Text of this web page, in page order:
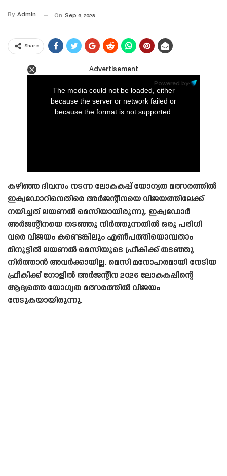
By Admin On Sep 9, 2023
Share
Advertisement
Powered by:
The media could not be loaded, either
because the server or network failed or
because the format is not supported.
കഴിഞ്ഞ ദിവസം നടന്ന ലോകകപ്പ് യോഗ്യത മത്സരത്തിൽ
ഇക്വഡോറിനെതിരെ അർജന്റീനയെ വിജയത്തിലേക്ക്
നയിച്ചത് ലയണൽ മെസിയായിരുന്നു. ഇക്വഡോർ
അർജന്റീനയെ തടഞ്ഞു നിർത്തുന്നതിൽ ഒരു പരിധി
വരെ വിജയം കണ്ടെങ്കിലും എൺപത്തിയൊമ്പതാം
മിനുട്ടിൽ ലയണൽ മെസിയുടെ ഫ്രീകിക്ക് തടഞ്ഞു
നിർത്താൻ അവർക്കായില്ല. മെസി മനോഹരമായി നേടിയ
ഫ്രീകിക്ക് ഗോളിൽ അർജന്റീന 2026 ലോകകപ്പിന്റെ
ആദ്യത്തെ യോഗ്യത മത്സരത്തിൽ വിജയം
നേടുകയായിരുന്നു.